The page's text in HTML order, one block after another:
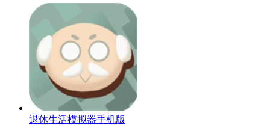
退休生活模拟器手机版